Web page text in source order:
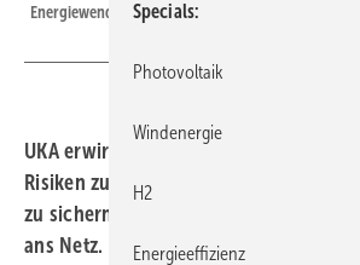
Energiewende.
UKA erwirbt Wind- und Solarprojekte in
Risiken zu minimieren und die
zu sichern. Das Unternehmen bringt
ans Netz.
Specials
Photovoltaik
Windenergie
H2
Energieeffizienz